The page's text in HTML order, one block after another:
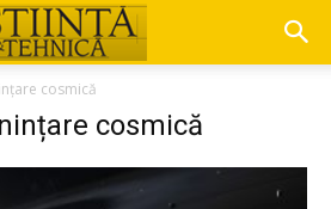
cosmică
cosmică